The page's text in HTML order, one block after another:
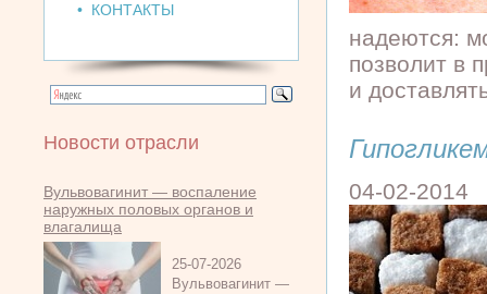
• КОНТАКТЫ
Новости отрасли
Вульвовагинит — воспаление
наружных половых органов и
влагалища
25-07-2026
Вульвовагинит —
надеются:
позволит в
и
04-02-2014